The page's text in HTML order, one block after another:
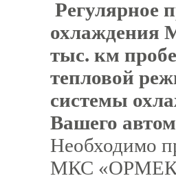
Регулярное
охлаждения
тыс. км
тепловой
системы
Вашего
Необходимо
МКС